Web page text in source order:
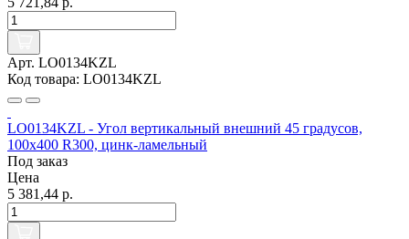
Арт. LO0134KZL
Код товара: LO0134KZL
LO0134KZL - Угол вертикальный внешний 45 градусов,
100х400 R300, цинк-ламельный
Под заказ
Цена
5 381,44 р.